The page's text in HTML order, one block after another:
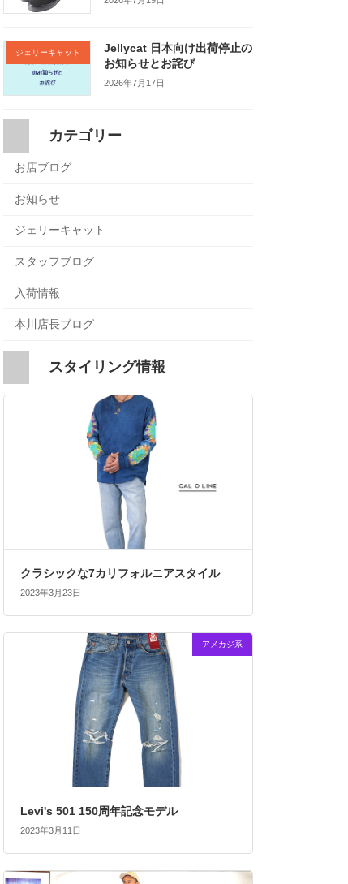
ジェリーキャット
Jellycat 日本向け出荷停止の
お知らせとお詫び
2026年7月17日
カテゴリー
お店ブログ
お知らせ
ジェリーキャット
スタッフブログ
入荷情報
本川店長ブログ
スタイリング情報
クラシックな7カリフォルニアスタイル
2023年3月23日
アメカジ系
Levi's 501 150周年記念モデル
2023年3月11日